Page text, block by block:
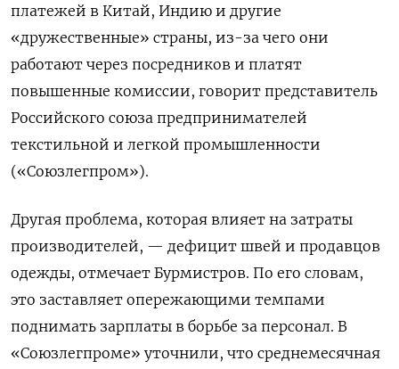
платежей в Китай, Индию и другие
«дружественные» страны, из-за чего они
работают через посредников и платят
повышенные комиссии, говорит представитель
Российского союза предпринимателей
текстильной и легкой промышленности
(«Союзлегпром»).
Другая проблема, которая влияет на затраты
производителей, — дефицит швей и продавцов
одежды, отмечает Бурмистров. По его словам,
это заставляет опережающими темпами
поднимать зарплаты в борьбе за персонал. В
«Союзлегпроме» уточнили, что среднемесячная